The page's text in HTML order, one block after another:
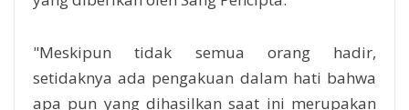
"Meskipun tidak semua orang hadir,
setidaknya ada pengakuan dalam hati bahwa
apa pun yang dihasilkan saat ini merupakan